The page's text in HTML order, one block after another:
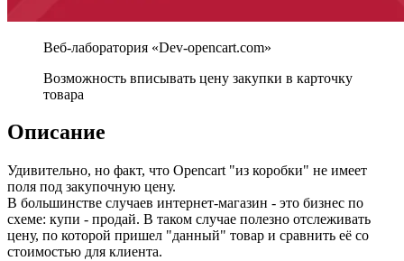
Возможность вписывать цену закупки в карточку
товара
Описание
Удивительно, но факт, что Opencart "из коробки" не имеет
поля под закупочную цену.
В большинстве случаев интернет-магазин - это бизнес по
схеме: купи - продай. В таком случае полезно отслеживать
цену, по которой пришел "данный" товар и сравнить её со
стоимостью для клиента.